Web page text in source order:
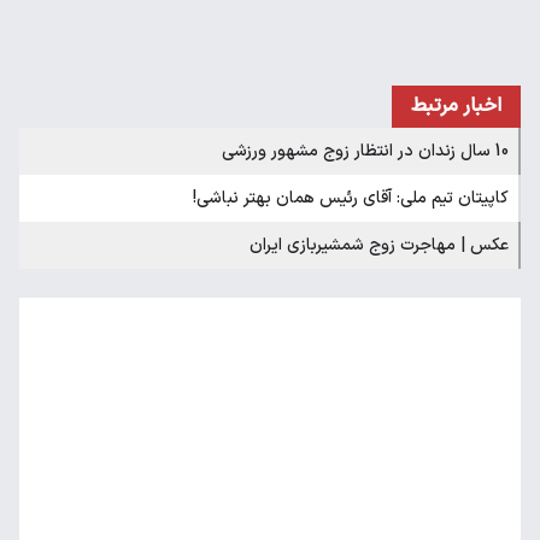
اخبار مرتبط
10 سال زندان در انتظار زوج مشهور ورزشی
کاپیتان تیم ملی: آقای رئیس همان بهتر نباشی!
عکس | مهاجرت زوج شمشیربازی ایران